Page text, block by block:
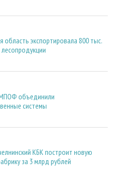
область экспортировала 800 тыс.
объединили
системы
КБК построит новую
за 3 млрд рублей